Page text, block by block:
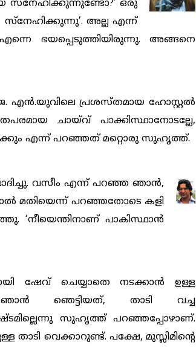
സ്‌നേഹിക്കുന്നുണ്ടോ?’ ഒരു
അല്ല എന്ന്
ഭയപ്പെടുത്തിയിരുന്നു. അങ്ങനെ
ജെ. എന്‍.യുവിലെ പ്രശസ്തമായ ഹോസ്റ്റല്‍
ചായ്‌വ് പാക്കിസ്ഥാനോടല്ലേ,
എന്ന് പറഞ്ഞത് മറ്റൊരു സുഹൃത്ത്.
വസീം എന്ന് പറഞ്ഞ ഞാന്‍,
മതിയെന്ന് പറഞ്ഞതോടെ കളി
‘നീയെന്തിനാണ് പാകിസ്ഥാന്‍
ഷേവ് ചെയ്യാതെ നടക്കാന്‍ ഉള്ള
ഞെട്ടിയത്, താടി വച്ച
സുഹൃത്ത് പറഞ്ഞപ്പോഴാണ്.
വെക്കാറുണ്ട്. പക്ഷേ, മുസ്ലിമിന്റെ